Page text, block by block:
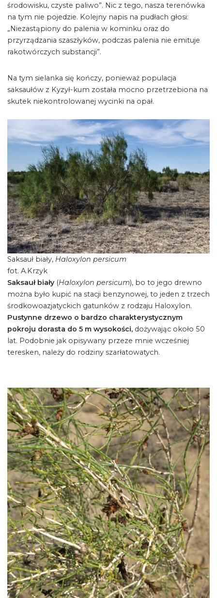
środowisku, czyste paliwo”. Nic z tego, nasza terenówka
na tym nie pojedzie. Kolejny napis na pudłach głosi:
„Niezastąpiony do palenia w kominku oraz do
przyrządzania szaszłyków, podczas palenia nie emituje
rakotwórczych substancji”.
Na tym sielanka się kończy, ponieważ populacja
saksaułów z Kyzył-kum została mocno przetrzebiona na
skutek niekontrolowanej wycinki na opał.
Saksauł biały, Haloxylon persicum
fot. A.Krzyk
Saksauł biały(Haloxylon persicum), bo to jego drewno
można było kupić na stacji benzynowej, to jeden z trzech
środkowoazjatyckich gatunków z rodzaju Haloxylon.
Pustynne drzewo o bardzo charakterystycznym
pokroju dorasta do 5 m wysokości, dożywając około 50
lat. Podobnie jak opisywany przeze mnie wcześniej
teresken, należy do rodziny szarłatowatych.